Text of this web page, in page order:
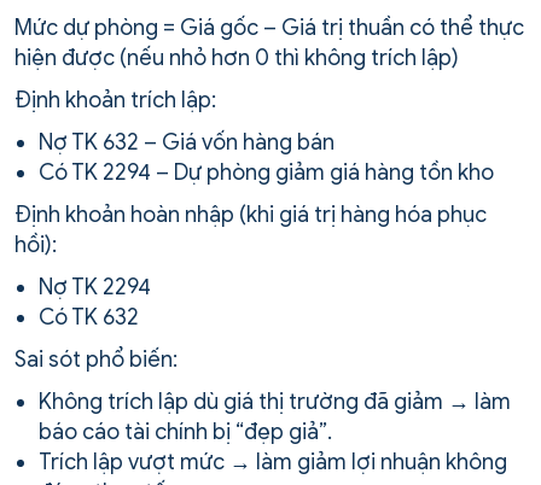
Mức dự phòng = Giá gốc – Giá trị thuần có thể thực
hiện được (nếu nhỏ hơn 0 thì không trích lập)
Định khoản trích lập:
Nợ TK 632 – Giá vốn hàng bán
Có TK 2294 – Dự phòng giảm giá hàng tồn kho
Định khoản hoàn nhập (khi giá trị hàng hóa phục
hồi):
Nợ TK 2294
Có TK 632
Sai sót phổ biến:
Không trích lập dù giá thị trường đã giảm → làm
báo cáo tài chính bị “đẹp giả”.
Trích lập vượt mức → làm giảm lợi nhuận không